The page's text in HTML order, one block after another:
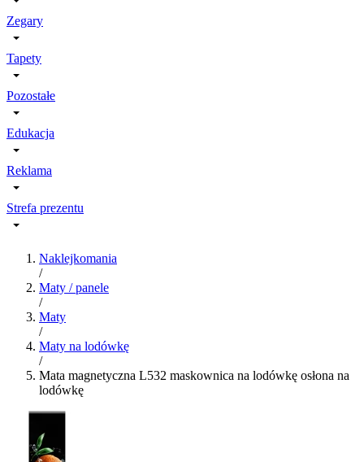
Zegary
Tapety
Pozostałe
Edukacja
Reklama
Strefa prezentu
Naklejkomania
/
Maty / panele
/
Maty
/
Maty na lodówkę
/
Mata magnetyczna L532 maskownica na lodówkę osłona na
lodówkę